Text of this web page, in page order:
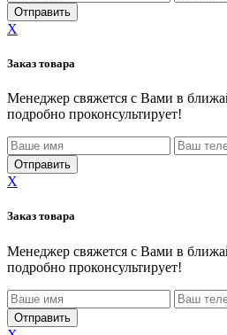
X
Заказ товара
Менеджер свяжется с Вами в
подробно проконсультирует!
X
Заказ товара
Менеджер свяжется с Вами в
подробно проконсультирует!